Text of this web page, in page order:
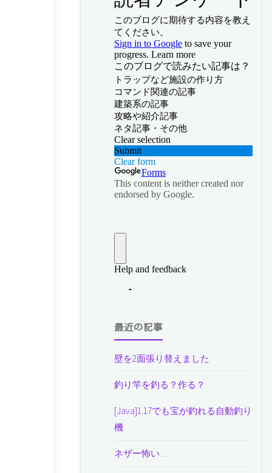
最近の記事
壁を2面張り替えました
釣り竿を釣る？作る？
[Java]1.17でも宝が釣れる自動釣り
機
ネザー怖い…